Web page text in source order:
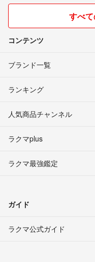
すべ
コンテンツ
ブランド一覧
ランキング
人気商品チャンネル
ラクマplus
ラクマ最強鑑定
ガイド
ラクマ公式ガイド